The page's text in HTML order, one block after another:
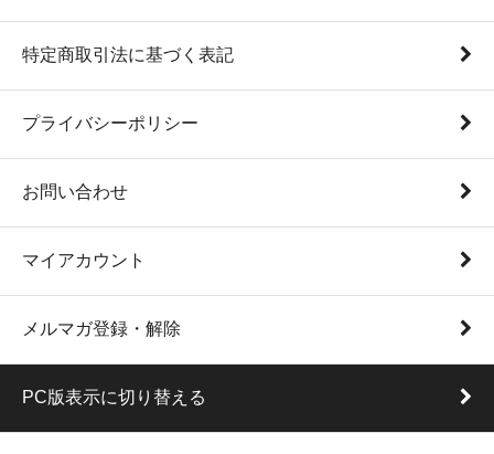
特定商取引法に基づく表記
プライバシーポリシー
お問い合わせ
マイアカウント
メルマガ登録・解除
PC版表示に切り替える